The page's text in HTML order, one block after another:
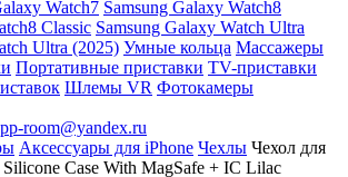
Watch7 Samsung Galaxy Watch8
Classic Samsung Galaxy Watch Ultra
Ultra (2025) Умные кольца Массажеры
Портативные приставки TV-приставки
Шлемы VR Фотокамеры
room@yandex.ru
Аксессуары для iPhone Чехлы Чехол для
Case With MagSafe + IC Lilac